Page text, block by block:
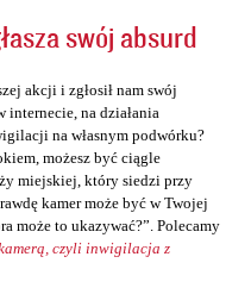
swój absurd
akcji i zgłosił nam swój
internecie, na działania
na własnym podwórku?
możesz być ciągle
miejskiej, który siedzi przy
kamer może być w Twojej
może to ukazywać?”. Polecamy
czyli inwigilacja z